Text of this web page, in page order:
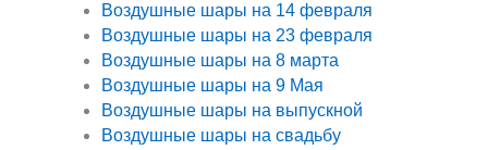
Воздушные шары на 14 февраля
Воздушные шары на 23 февраля
Воздушные шары на 8 марта
Воздушные шары на 9 Мая
Воздушные шары на выпускной
Воздушные шары на свадьбу